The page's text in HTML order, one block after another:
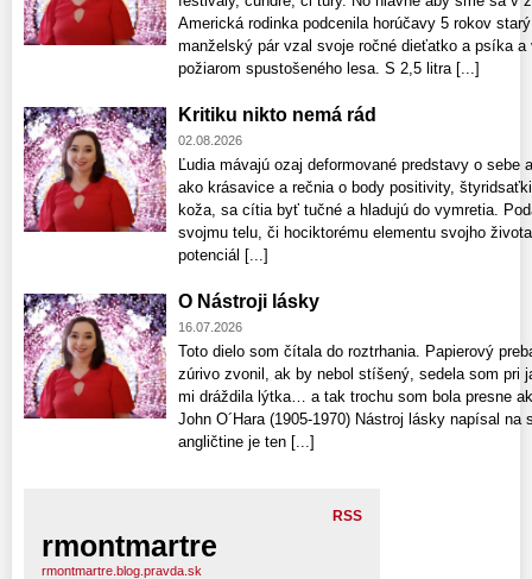
Americká rodinka podcenila horúčavy 5 rokov
manželský pár vzal svoje ročné dieťatko a psíka a
požiarom spustošeného lesa. S 2,5 litra [...]
Kritiku nikto nemá rád
02.08.2026
Ľudia mávajú ozaj deformované predstavy o
ako krásavice a rečnia o body positivity,
koža, sa cítia byť tučné a hladujú do vymretia.
svojmu telu, či hociktorému elementu svojho
potenciál [...]
O Nástroji lásky
16.07.2026
Toto dielo som čítala do roztrhania. Papierový
zúrivo zvonil, ak by nebol stíšený, sedela som pri
mi dráždila lýtka… a tak trochu som bola presne
John O´Hara (1905-1970) Nástroj lásky napísal
angličtine je ten [...]
RSS
rmontmartre
rmontmartre.blog.pravda.sk